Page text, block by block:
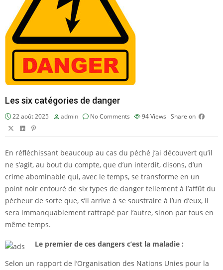
Les six catégories de danger
22 août 2025 admin No Comments 94Views Share on
En réfléchissant beaucoup au cas du péché j’ai découvert qu’il
ne s’agit, au bout du compte, que d’un interdit, disons, d’un
crime abominable qui, avec le temps, se transforme en un
point noir entouré de six types de danger tellement à l’affût du
pécheur de sorte que, s’il arrive à se soustraire à l’un d’eux, il
sera immanquablement rattrapé par l’autre, sinon par tous en
même temps.
Le premier de ces dangers c’est la maladie :
Selon un rapport de l’Organisation des Nations Unies pour la